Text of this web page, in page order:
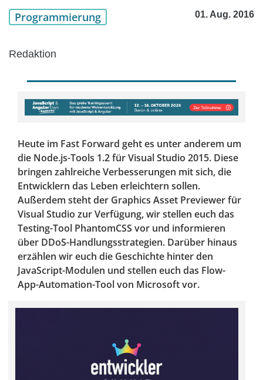
Programmierung 01. Aug. 2016
Redaktion
Heute im Fast Forward geht es unter anderem um
die Node.js-Tools 1.2 für Visual Studio 2015. Diese
bringen zahlreiche Verbesserungen mit sich, die
Entwicklern das Leben erleichtern sollen.
Außerdem steht der Graphics Asset Previewer für
Visual Studio zur Verfügung, wir stellen euch das
Testing-Tool PhantomCSS vor und informieren
über DDoS-Handlungsstrategien. Darüber hinaus
erzählen wir euch die Geschichte hinter den
JavaScript-Modulen und stellen euch das Flow-
App-Automation-Tool von Microsoft vor.